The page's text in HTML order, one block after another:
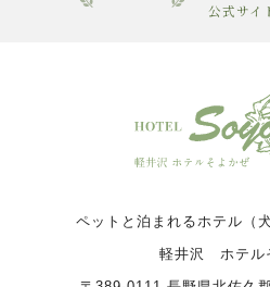
公式サイ
ペットと泊まれるホテル（
軽井沢 ホテル